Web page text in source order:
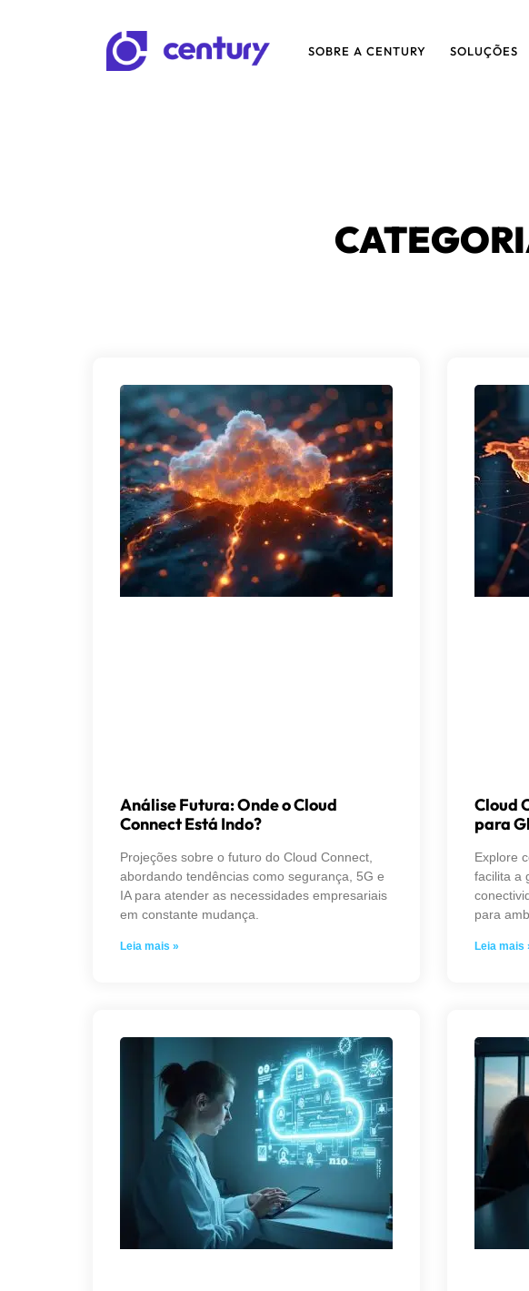
SOBRE A CENTURY SOLUÇÕES
Análise Futura: Onde o Cloud
Connect Está Indo?
Projeções sobre o futuro do Cloud Connect,
abordando tendências como segurança, 5G e
IA para atender as necessidades empresariais
em constante mudança.
Leia mais »
Cloud
para
Explore
facilita a
para
Leia mais